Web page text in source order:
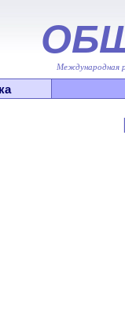
Международная